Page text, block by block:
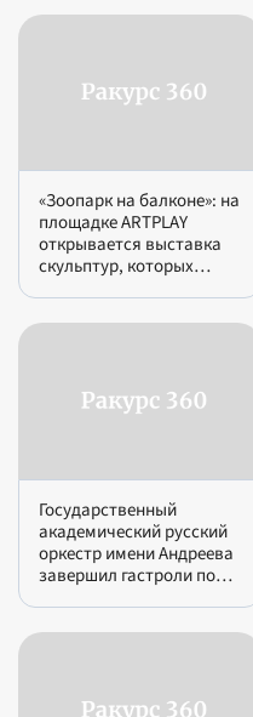
«Зоопарк на балконе»: на
площадке ARTPLAY
открывается выставка
скульптур, которых
Государственный
академический русский
оркестр имени Андреева
завершил гастроли по